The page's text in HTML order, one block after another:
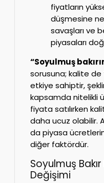
fiyatların
düşmesine
savaşları ve
piyasaları
“Soyulmuş
sorusuna; kalite
etkiye sahiptir,
kapsamda nitelikli
fiyata satılırken
daha ucuz olabilir.
da piyasa
diğer faktördür.
Soyulmuş
Değişimi